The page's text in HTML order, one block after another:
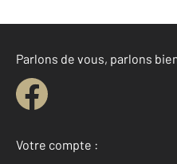
Parlons de vous, parlons
Votre compte :